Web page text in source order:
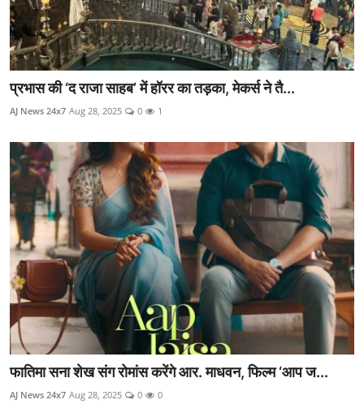
प्रभास की ‘द राजा साहब’ में हॉरर का तड़का, मेकर्स ने तै...
AJ News 24x7 Aug 28, 2025 0 1
फातिमा सना शेख संग रोमांस करेंगे आर. माधवन, फिल्म ‘आप ज...
AJ News 24x7 Aug 28, 2025 0 0